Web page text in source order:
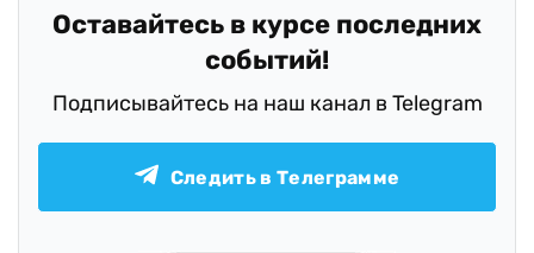
Оставайтесь в курсе последних
событий!
Подписывайтесь на наш канал в Telegram
Следить в Телеграмме